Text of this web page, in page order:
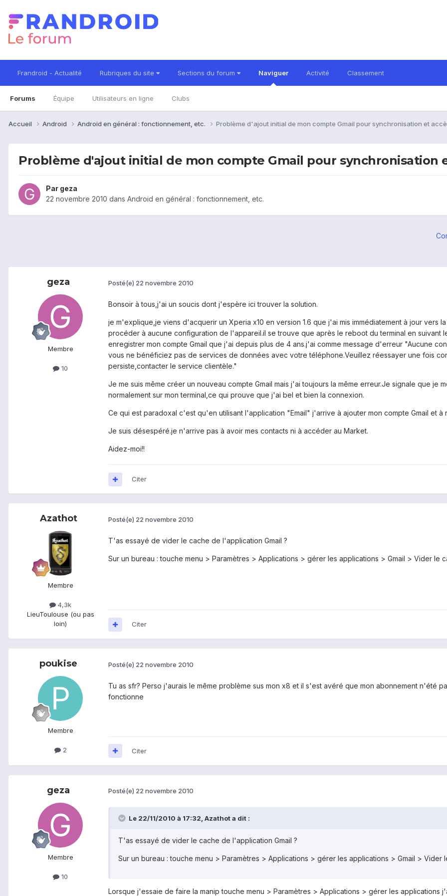
Frandroid - Actualité Rubriques du site Sections du forum Naviguer
Forums Équipe Utilisateurs en ligne Clubs
Activité Classement
Accueil Android Android en général : fonctionnement, etc. Problème d'ajout initial de mon compte Gmail pour synchronisation et
Problème d'ajout initial de mon compte Gmail pour synchronisation
Par geza
22 novembre 2010 dans Android en général : fonctionnement, etc.
geza
Membre
10
Posté(e) 22 novembre 2010
Bonsoir à tous,j'ai un soucis dont j'espère ici trouver la solution.
je m'explique,je viens d'acquerir un Xperia x10 en version 1.6 que j'ai mis immédiatement à jour vers
procéder à aucune configuration de l'appareil.il se trouve que après le reboot du terminal en suivant
enregistrer mon compte Gmail que j'ai depuis plus de 4 ans.j'ai comme message d'erreur "Aucune
vous ne bénéficiez pas de services de données avec votre téléphone.Veuillez réessayer une fois
persiste,contacter le service clientèle."
Je me suis même créer un nouveau compte Gmail mais j'ai toujours la même erreur.Je signale que
normalement sur mon terminal,ce qui prouve que j'ai bel et bien la connexion.
Ce qui est paradoxal c'est qu'en utilisant l'application "Email" j'arrive à ajouter mon compte Gmail et à
Je suis désespéré.je n'arrive pas à avoir mes contacts ni à accéder au Market.
Aidez-moi!!
Citer
Azathot
Membre
4,3k
LieuToulouse (ou pas
loin)
Posté(e) 22 novembre 2010
T'as essayé de vider le cache de l'application Gmail ?
Sur un bureau : touche menu > Paramètres > Applications > gérer les applications > Gmail > Vider le
Citer
poukise
Membre
2
Posté(e) 22 novembre 2010
Tu as sfr? Perso j'aurais le même problème sus mon x8 et il s'est avéré que mon abonnement n'été
fonctionne
Citer
geza
Membre
10
Posté(e) 22 novembre 2010
Le 22/11/2010 à 17:32, Azathot a dit :
T'as essayé de vider le cache de l'application Gmail ?
Sur un bureau : touche menu > Paramètres > Applications > gérer les applications > Gmail > Vider
Lorsque j'essaie de faire la manip touche menu > Paramètres > Applications > gérer les applications